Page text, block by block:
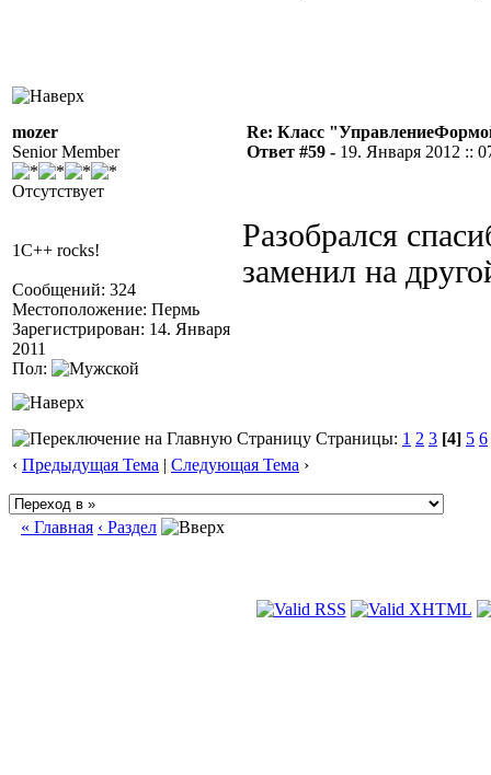
mozer
Senior Member
Отсутствует
1C++ rocks!
Сообщений: 324
Местоположение: Пермь
Зарегистрирован: 14. Января
2011
Пол:
Re: Класс
Ответ #59 - 19. Января 2012 ::
Разобрался
заменил на
Страницы: 1 2 3 [4] 5 6
‹ Предыдущая Тема | Следующая Тема ›
« Главная ‹ Раздел